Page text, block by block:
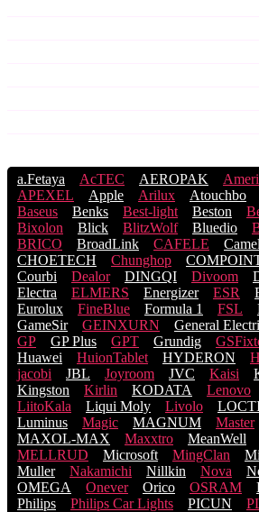
a.Fetaya AcTEC AEROPAK
APEXEL
Apple Arilux Atouchbo
Baseus
Benks Best-light Beston
Bixolon
Blick BlitzWolf Bluedio
BRICO
BroadLink CAFELE
CHOETECH
Chunghop
Courbi
Dealor DINGQI Divoom
Electra
ELMERS Energizer ESR
Eurolux
FineBlue Formula 1 FSL
GameSir
GEINXURN General
GP
GP Plus GPT Grundig
Huawei
HuionTablet HYDERON
jacobi
JBL Joyroom JVC Kaisi
Kingston
Kirlin KODATA Lenovo
LiitoKala
Liqui Moly Livolo
Luminus
Magic MAGNUM Master
MAXOL-MAX
Maxxtro MeanWell
MELLRUD
Microsoft MingClan
Muller
Nakamichi Nillkin Nova
OMEGA
Onever Orico OSRAM
Philips
Philips Car Lights PICUN